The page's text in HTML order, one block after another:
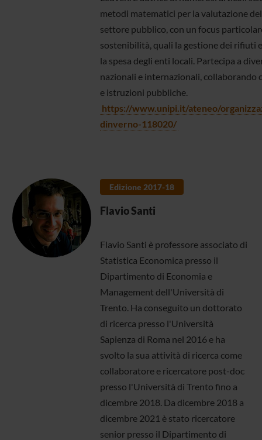
metodi matematici per la valutazione
settore pubblico, con un focus
sostenibilità, quali la gestione dei rifiuti e
la spesa degli enti locali. Partecipa a
nazionali e internazionali, collaborando
e istruzioni pubbliche.
https://www.unipi.it/ateneo/
dinverno-118020/
Edizione 2017-18
Flavio Santi
Flavio Santi è professore associato di
Statistica Economica presso il
Dipartimento di Economia e
Management dell'Università di
Trento. Ha conseguito un dottorato
di ricerca presso l'Università
Sapienza di Roma nel 2016 e ha
svolto la sua attività di ricerca come
collaboratore e ricercatore post-doc
presso l'Università di Trento fino a
dicembre 2018. Da dicembre 2018 a
dicembre 2021 è stato ricercatore
senior presso il Dipartimento di